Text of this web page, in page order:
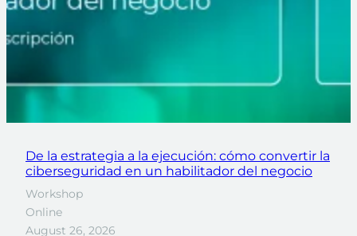
De la estrategia a la ejecución: cómo convertir la
ciberseguridad en un habilitador del negocio
Workshop
Online
August 26, 2026